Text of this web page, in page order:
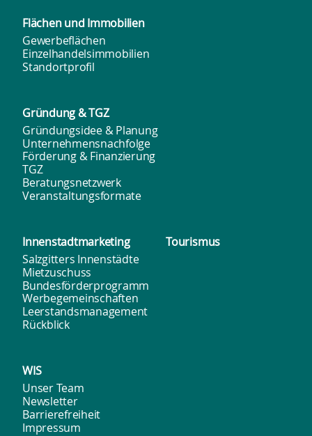
Flächen undImmobilien
Gewerbeflächen
Einzelhandelsimmobilien
Standortprofil
Gründung & TGZ
Gründungsidee & Planung
Unternehmensnachfolge
Förderung & Finanzierung
TGZ
Beratungsnetzwerk
Veranstaltungsformate
Innenstadt­marketing
Salzgitters Innenstädte
Mietzuschuss
Bundesförderprogramm
Werbegemeinschaften
Leerstandsmanagement
Rückblick
Tourismus
WIS
Unser Team
Newsletter
Barrierefreiheit
Impressum